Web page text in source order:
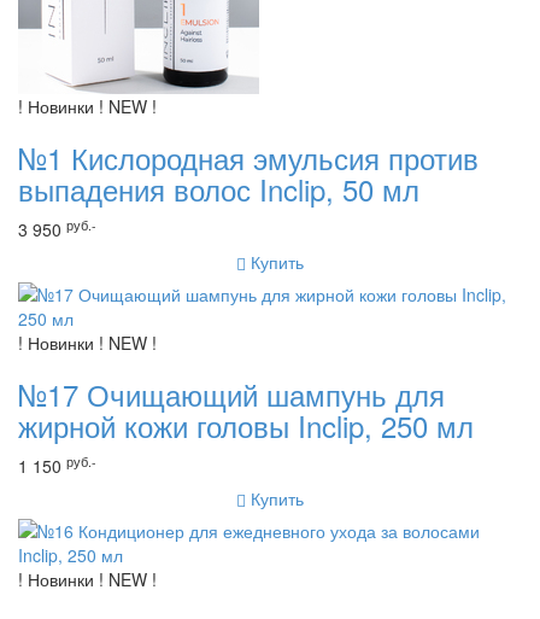
! Новинки ! NEW !
№1 Кислородная эмульсия против
выпадения волос Inclip, 50 мл
3 950 руб.-
Купить
! Новинки ! NEW !
№17 Очищающий шампунь для
жирной кожи головы Inclip, 250 мл
1 150 руб.-
Купить
! Новинки ! NEW !